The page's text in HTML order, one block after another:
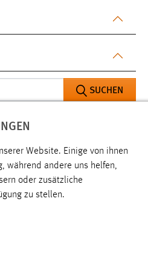
SUCHEN
1024 Ergebnisse gefunden.
von 1024.
Website. Einige von ihnen
während andere uns helfen,
oder zusätzliche
zu stellen.